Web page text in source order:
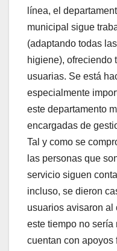
línea, el
municipal sigue
(adaptando todas
higiene), ofreciendo
usuarias. Se está
especialmente
este departamento
encargadas de
Tal y como se
las personas que
servicio siguen
incluso, se dieron
usuarios avisaron al
este tiempo no
cuentan con apoyos